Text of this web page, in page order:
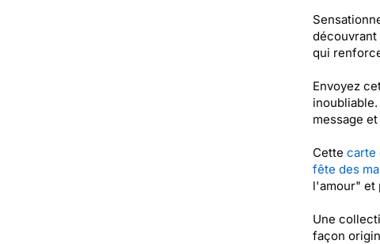
découvrant
qui
Envoyez
message
Cette carte
fête des
l'amour" et
Une
façon